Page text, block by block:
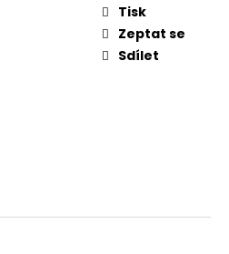
Tisk
Zeptat se
Sdílet